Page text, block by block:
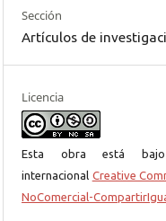
Sección
Artículos de
Licencia
Esta obra está
internacional Creative
NoComercial-